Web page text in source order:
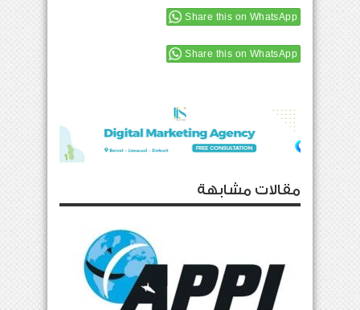
Share this on WhatsApp
Share this on WhatsApp
مقالات مشابهة